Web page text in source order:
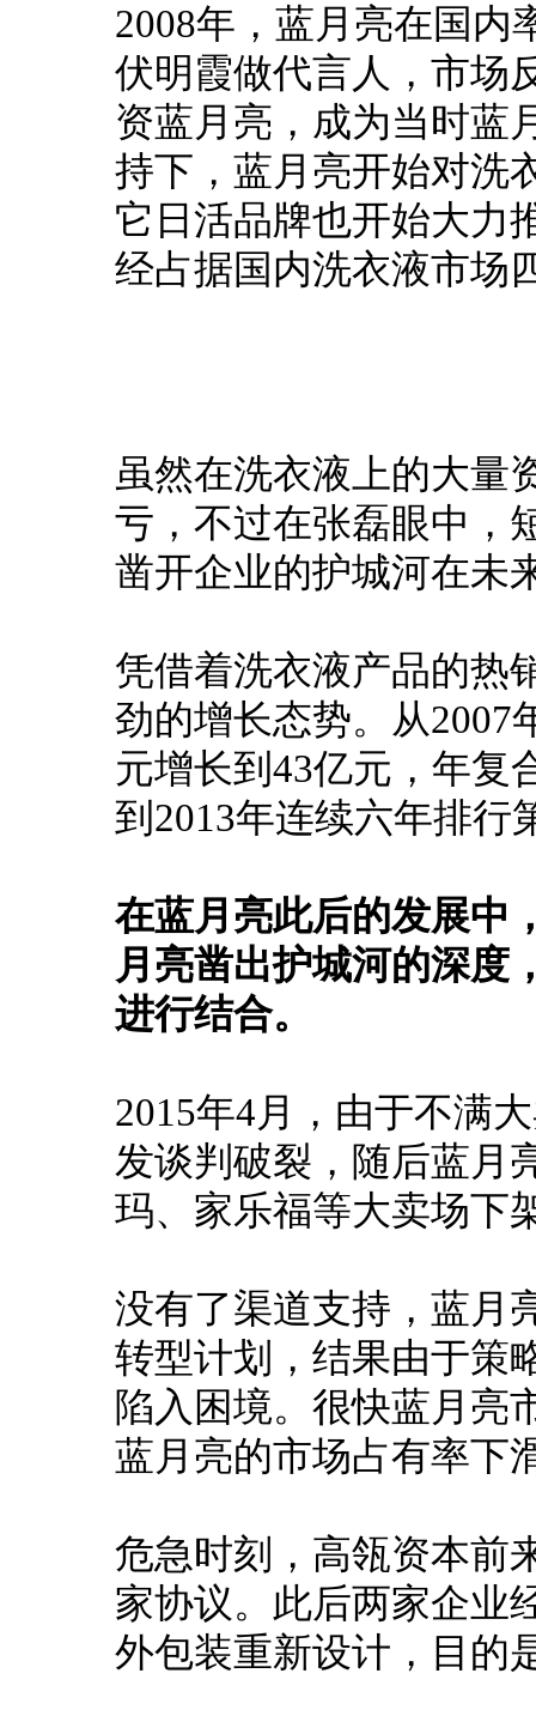
2008年，蓝月亮在国内
伏明霞做代言人，市场
资蓝月亮，成为当时蓝
持下，蓝月亮开始对洗
它日活品牌也开始大力
经占据国内洗衣液市场
虽然在洗衣液上的大量
亏，不过在张磊眼中，
凿开企业的护城河在未
凭借着洗衣液产品的热
劲的增长态势。
从2007
元增长到43亿元，年复
到2013年连续六年排行
在蓝月亮此后的发展中
月亮凿出护城河的深度
进行结合。
2015年4月，由于不满
发谈判破裂，随后蓝月
玛、家乐福等大卖场下
没有了渠道支持，蓝月
转型计划，结果由于策
陷入困境。 很快蓝月亮
蓝月亮的市场占有率下
危急时刻，高瓴资本前
家协议。 此后两家企业
外包装重新设计，目的